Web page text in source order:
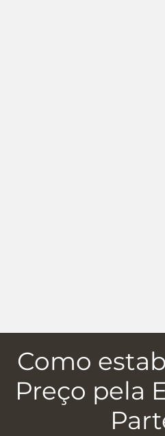
Como
Preço pela